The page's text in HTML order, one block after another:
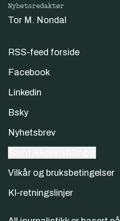
Nyhetsredaktør
Tor M. Nondal
RSS-feed forside
Facebook
Linkedin
Bsky
Nyhetsbrev
Vilkår og bruksbetingelser
KI-retningslinjer